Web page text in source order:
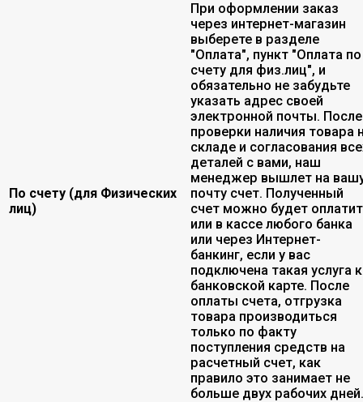
По счету (для Физических
лиц)
При оформлении заказ
через интернет-магазин
выберете в разделе
"Оплата", пункт "Оплата по
счету для физ.лиц", и
обязательно не забудьте
указать адрес своей
электронной почты. После
проверки наличия товара
складе и согласования
деталей с вами, наш
менеджер вышлет на
почту счет. Полученный
счет можно будет
или в кассе любого банка
или через Интернет-
банкинг, если у вас
подключена такая услуга к
банковской карте. После
оплаты счета, отгрузка
товара производиться
только по факту
поступления средств на
расчетный счет, как
правило это занимает не
больше двух рабочих дней.